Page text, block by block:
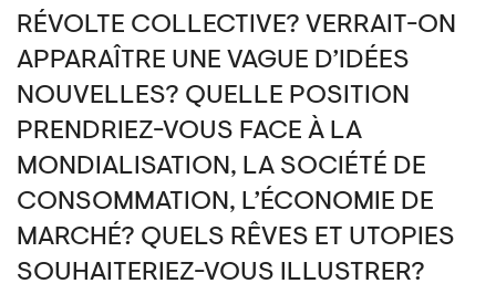
RÉVOLTE COLLECTIVE? VERRAIT-ON
APPARAÎTRE UNE VAGUE D’IDÉES
NOUVELLES? QUELLE POSITION
PRENDRIEZ-VOUS FACE À LA
MONDIALISATION, LA SOCIÉTÉ DE
CONSOMMATION, L’ÉCONOMIE DE
MARCHÉ? QUELS RÊVES ET UTOPIES
SOUHAITERIEZ-VOUS ILLUSTRER?